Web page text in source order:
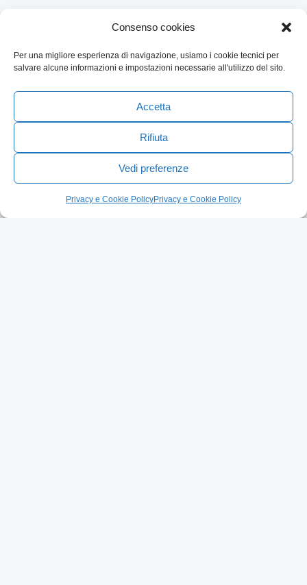
Consenso cookies
Per una migliore esperienza di navigazione, usiamo i cookie tecnici per
salvare alcune informazioni e impostazioni necessarie all'utilizzo del sito.
Accetta
Rifiuta
Vedi preferenze
Privacy e Cookie PolicyPrivacy e Cookie Policy